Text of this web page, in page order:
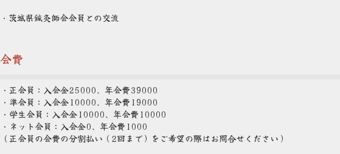
・茨城県鍼灸師会会員との交流
会費
・正会員：入会金25000、年会費39000
・準会員：入会金10000、年会費19000
・学生会員：入会金10000、年会費10000
・ネット会員：入会金0、年会費1000
（正会員の会費の分割払い（2回まで）をご希望の際はお問合せください）